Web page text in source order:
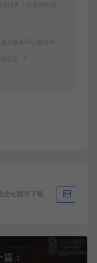
服务！若要求较高
月版本怀旧复古网
理器
全站随意下载 生成海
：